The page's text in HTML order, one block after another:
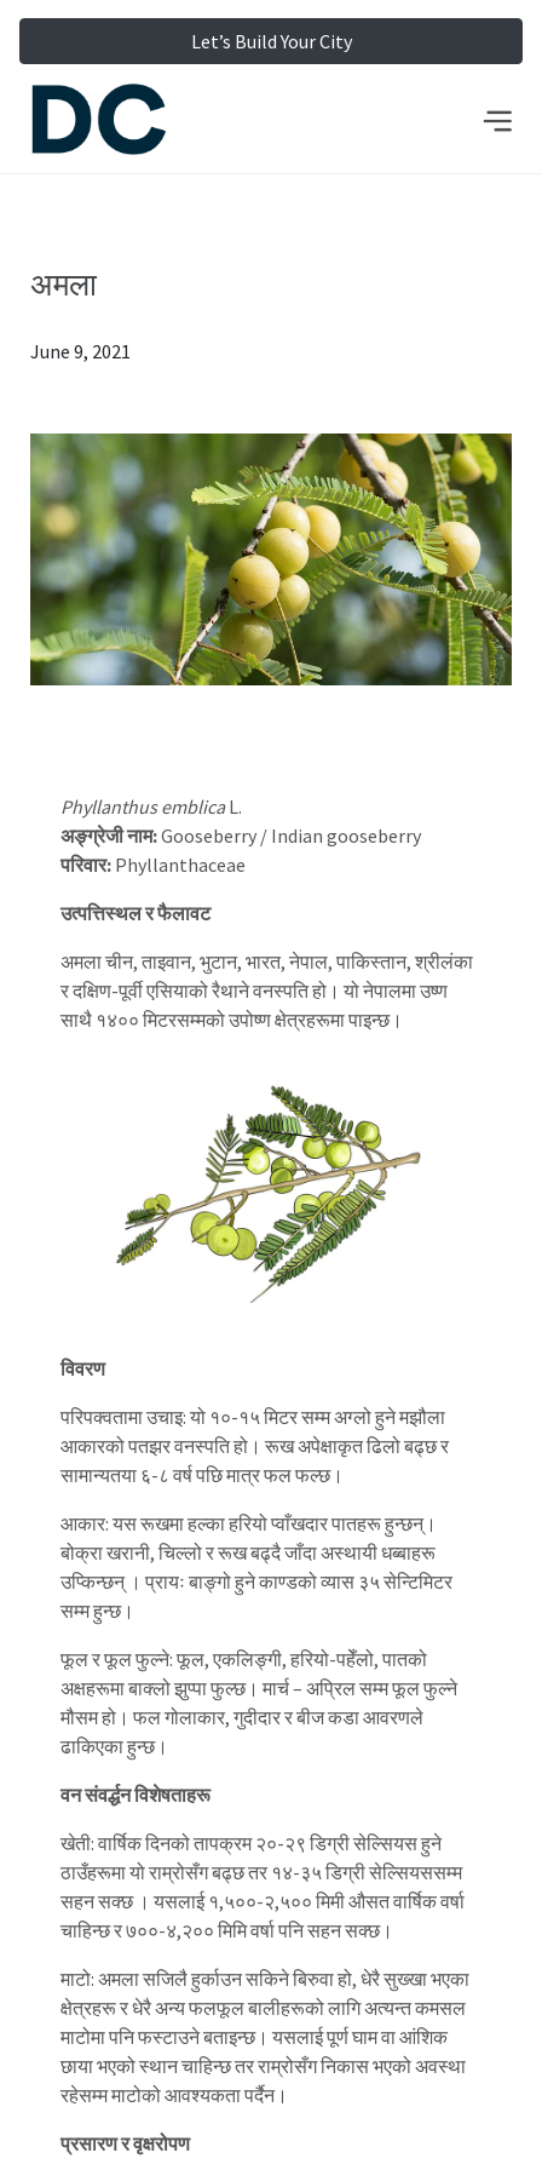
Let’s Build Your City
अमला
June 9, 2021
Phyllanthus emblicaL.
अङ्ग्रेजी नाम:Gooseberry / Indian gooseberry
परिवार: Phyllanthaceae
उत्पत्तिस्थल र फैलावट
अमला चीन, ताइवान, भुटान, भारत, नेपाल, पाकिस्तान, श्रीलंका
र दक्षिण-पूर्वी एसियाको रैथाने वनस्पति हो। यो नेपालमा उष्ण
साथै १४०० मिटरसम्मको उपोष्ण क्षेत्रहरूमा पाइन्छ।
विवरण
परिपक्वतामा उचाइ: यो १०-१५ मिटर सम्म अग्लो हुने मझौला
आकारको पतझर वनस्पति हो। रूख अपेक्षाकृत ढिलो बढ्छ र
सामान्यतया ६-८ वर्ष पछि मात्र फल फल्छ।
आकार: यस रूखमा हल्का हरियो प्वाँखदार पातहरू हुन्छन्।
बोक्रा खरानी, चिल्लो र रूख बढ्दै जाँदा अस्थायी धब्बाहरू
उप्किन्छन् । प्रायः बाङ्गो हुने काण्डको व्यास ३५ सेन्टिमिटर
सम्म हुन्छ।
फूल र फूल फुल्ने: फूल, एकलिङ्गी, हरियो-पहेँलो, पातको
अक्षहरूमा बाक्लो झुप्पा फुल्छ। मार्च – अप्रिल सम्म फूल फुल्ने
मौसम हो। फल गोलाकार, गुदीदार र बीज कडा आवरणले
ढाकिएका हुन्छ।
वन संवर्द्धन विशेषताहरू
खेती: वार्षिक दिनको तापक्रम २०-२९ डिग्री सेल्सियस हुने
ठाउँहरूमा यो राम्रोसँग बढ्छ तर १४-३५ डिग्री सेल्सियससम्म
सहन सक्छ । यसलाई १,५००-२,५०० मिमी औसत वार्षिक वर्षा
चाहिन्छ र ७००-४,२०० मिमि वर्षा पनि सहन सक्छ।
माटो: अमला सजिलै हुर्काउन सकिने बिरुवा हो, धेरै सुख्खा भएका
क्षेत्रहरू र धेरै अन्य फलफूल बालीहरूको लागि अत्यन्त कमसल
माटोमा पनि फस्टाउने बताइन्छ। यसलाई पूर्ण घाम वा आंशिक
छाया भएको स्थान चाहिन्छ तर राम्रोसँग निकास भएको अवस्था
रहेसम्म माटोको आवश्यकता पर्दैन।
प्रसारण र वृक्षरोपण